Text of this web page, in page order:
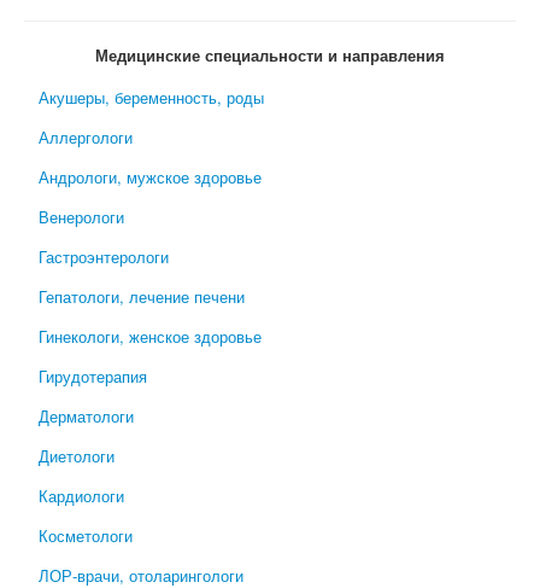
Медицинские специальности и направления
Акушеры, беременность, роды
Аллергологи
Андрологи, мужское здоровье
Венерологи
Гастроэнтерологи
Гепатологи, лечение печени
Гинекологи, женское здоровье
Гирудотерапия
Дерматологи
Диетологи
Кардиологи
Косметологи
ЛОР-врачи, отоларингологи